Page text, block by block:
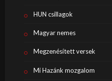
HUN csillagok
Magyar nemes
Megzenésített versek
Mi Hazánk mozgalom